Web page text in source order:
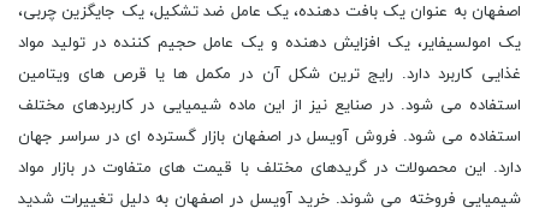
اصفهان به عنوان یک بافت دهنده، یک عامل ضد تشکیل، یک جایگزین چربی،
یک امولسیفایر، یک افزایش دهنده و یک عامل حجیم کننده در تولید مواد
غذایی کاربرد دارد. رایج ترین شکل آن در مکمل ها یا قرص های ویتامین
استفاده می شود. در صنایع نیز از این ماده شیمیایی در کاربردهای مختلف
استفاده می شود. فروش آویسل در اصفهان بازار گسترده ای در سراسر جهان
دارد. این محصولات در گریدهای مختلف با قیمت های متفاوت در بازار مواد
شیمیایی فروخته می شوند. خرید آویسل در اصفهان به دلیل تغییرات شدید